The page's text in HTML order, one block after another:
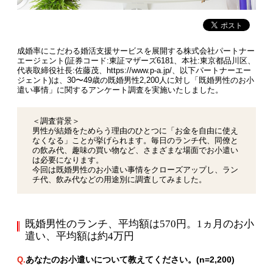
成婚率にこだわる婚活支援サービスを展開する株式会社パートナー
エージェント(証券コード:東証マザーズ6181、本社:東京都品川区、
代表取締役社長:佐藤茂、https://www.p-a.jp/、以下パートナーエー
ジェント)は、30〜49歳の既婚男性2,200人に対し「既婚男性のお小
遣い事情」に関するアンケート調査を実施いたしました。
＜調査背景＞
男性が結婚をためらう理由のひとつに「お金を自由に使え
なくなる」ことが挙げられます。毎日のランチ代、同僚と
の飲み代、趣味の買い物など、さまざまな場面でお小遣い
は必要になります。
今回は既婚男性のお小遣い事情をクローズアップし、ラン
チ代、飲み代などの用途別に調査してみました。
既婚男性のランチ、平均額は570円。1ヵ月のお小
遣い、平均額は約4万円
Q.あなたのお小遣いについて教えてください。(n=2,200)